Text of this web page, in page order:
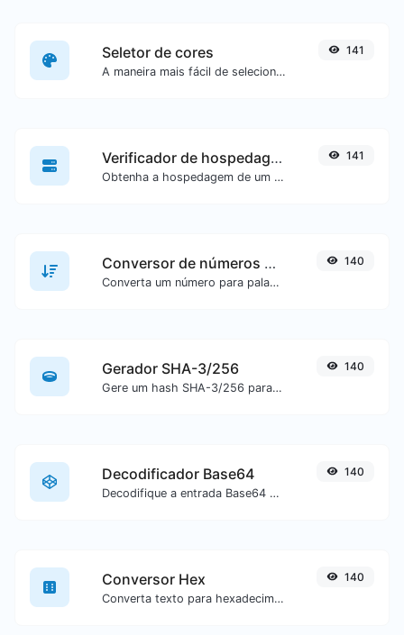
Seletor de cores
A maneira mais fácil de selecionar uma cor a partir de uma roda de cores e obter resultados em qualquer formato.
141
Verificador de hospedagem de site
Obtenha a hospedagem de um site específico.
141
Conversor de números para palavras
Converta um número para palavras escritas por extenso.
140
Gerador SHA-3/256
Gere um hash SHA-3/256 para qualquer entrada de texto.
140
Decodificador Base64
Decodifique a entrada Base64 de volta para texto.
140
Conversor Hex
Converta texto para hexadecimal ou vice-versa para qualquer entrada de texto.
140